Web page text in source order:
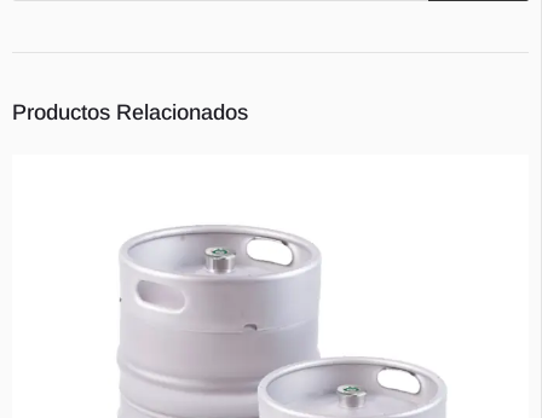
Productos Relacionados